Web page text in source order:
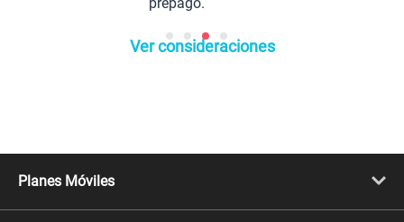
Ver consideraciones
Planes Móviles